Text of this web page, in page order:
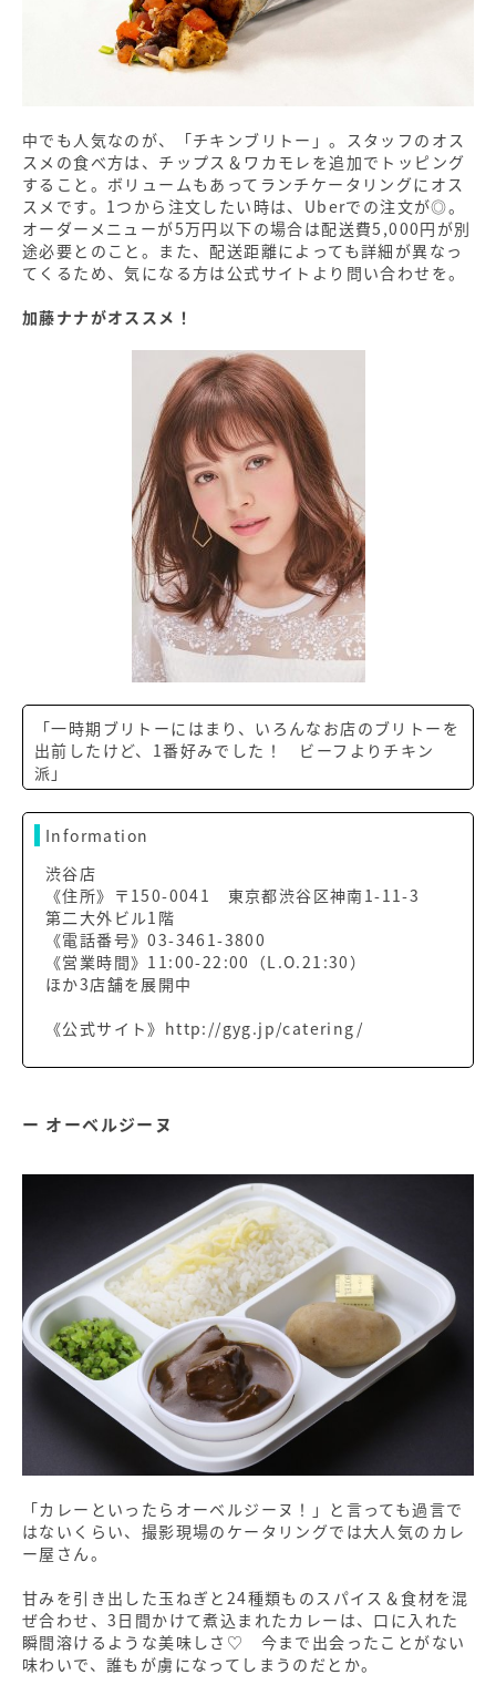
中でも人気なのが、「チキンブリトー」。スタッフのオス
スメの食べ方は、チップス＆ワカモレを追加でトッピング
すること。ボリュームもあってランチケータリングにオス
スメです。1つから注文したい時は、Uberでの注文が◎。
オーダーメニューが5万円以下の場合は配送費5,000円が別
途必要とのこと。また、配送距離によっても詳細が異なっ
てくるため、気になる方は公式サイトより問い合わせを。
加藤ナナがオススメ！
「一時期ブリトーにはまり、いろんなお店のブリトーを
出前したけど、1番好みでした！ ビーフよりチキン
派」
Information
渋谷店
《住所》〒150-0041 東京都渋谷区神南1-11-3
第二大外ビル1階
《電話番号》03-3461-3800
《営業時間》11:00-22:00（L.O.21:30）
ほか3店舗を展開中
《公式サイト》http://gyg.jp/catering/
オーベルジーヌ
「カレーといったらオーベルジーヌ！」と言っても過言で
はないくらい、撮影現場のケータリングでは大人気のカレ
ー屋さん。
甘みを引き出した玉ねぎと24種類ものスパイス＆食材を混
ぜ合わせ、3日間かけて煮込まれたカレーは、口に入れた
瞬間溶けるような美味しさ♡ 今まで出会ったことがない
味わいで、誰もが虜になってしまうのだとか。